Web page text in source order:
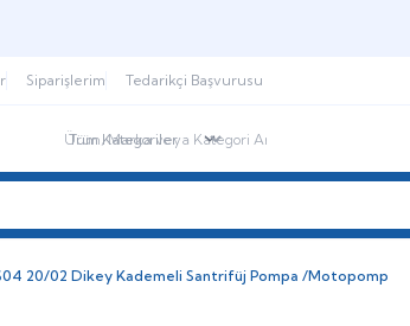
Siparişlerim Tedarikçi Başvurusu
20/02 Dikey Kademeli Santrifüj Pompa /Motopomp